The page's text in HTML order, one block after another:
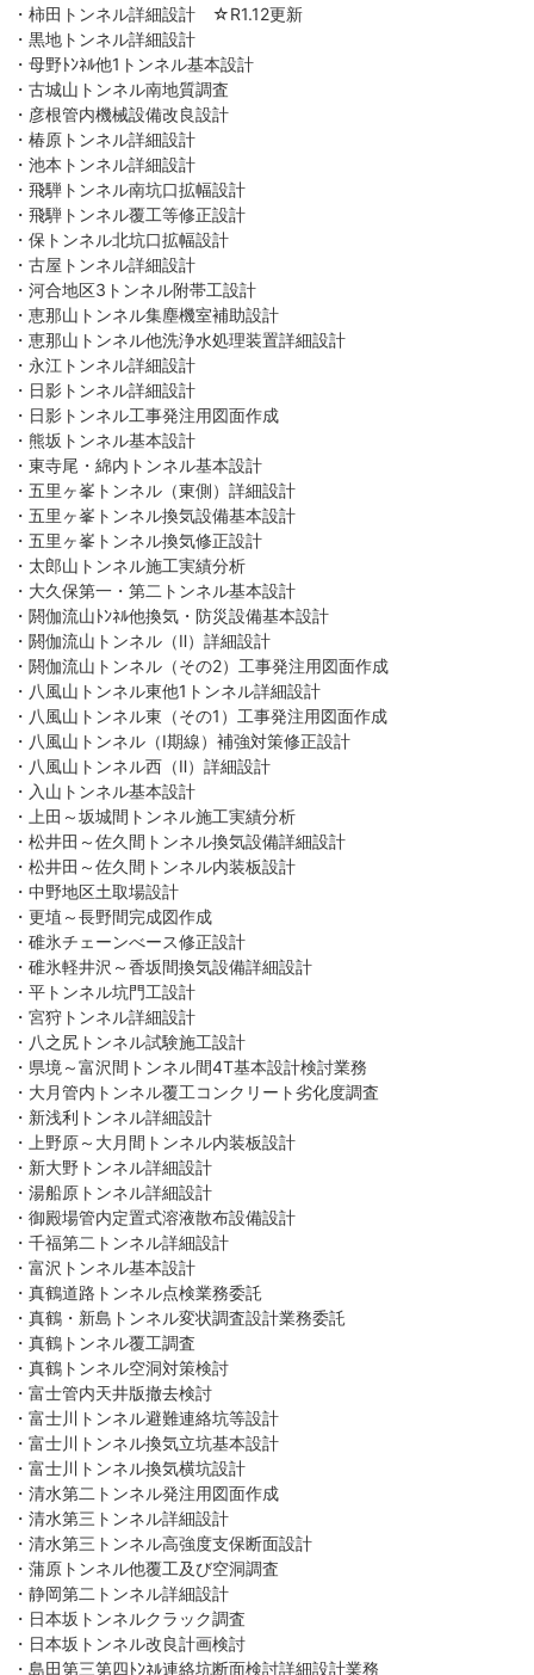
・柿田トンネル詳細設計 ☆R1.12更新
・黒地トンネル詳細設計
・母野ﾄﾝﾈﾙ他1トンネル基本設計
・古城山トンネル南地質調査
・彦根管内機械設備改良設計
・椿原トンネル詳細設計
・池本トンネル詳細設計
・飛騨トンネル南坑口拡幅設計
・飛騨トンネル覆工等修正設計
・保トンネル北坑口拡幅設計
・古屋トンネル詳細設計
・河合地区3トンネル附帯工設計
・恵那山トンネル集塵機室補助設計
・恵那山トンネル他洗浄水処理装置詳細設計
・永江トンネル詳細設計
・日影トンネル詳細設計
・日影トンネル工事発注用図面作成
・熊坂トンネル基本設計
・東寺尾・綿内トンネル基本設計
・五里ヶ峯トンネル（東側）詳細設計
・五里ヶ峯トンネル換気設備基本設計
・五里ヶ峯トンネル換気修正設計
・太郎山トンネル施工実績分析
・大久保第一・第二トンネル基本設計
・閼伽流山ﾄﾝﾈﾙ他換気・防災設備基本設計
・閼伽流山トンネル（Ⅱ）詳細設計
・閼伽流山トンネル（その2）工事発注用図面作成
・八風山トンネル東他1トンネル詳細設計
・八風山トンネル東（その1）工事発注用図面作成
・八風山トンネル（Ⅰ期線）補強対策修正設計
・八風山トンネル西（Ⅱ）詳細設計
・入山トンネル基本設計
・上田～坂城間トンネル施工実績分析
・松井田～佐久間トンネル換気設備詳細設計
・松井田～佐久間トンネル内装板設計
・中野地区土取場設計
・更埴～長野間完成図作成
・碓氷チェーンべース修正設計
・碓氷軽井沢～香坂間換気設備詳細設計
・平トンネル坑門工設計
・宮狩トンネル詳細設計
・八之尻トンネル試験施工設計
・県境～富沢間トンネル間4T基本設計検討業務
・大月管内トンネル覆工コンクリート劣化度調査
・新浅利トンネル詳細設計
・上野原～大月間トンネル内装板設計
・新大野トンネル詳細設計
・湯船原トンネル詳細設計
・御殿場管内定置式溶液散布設備設計
・千福第二トンネル詳細設計
・富沢トンネル基本設計
・真鶴道路トンネル点検業務委託
・真鶴・新島トンネル変状調査設計業務委託
・真鶴トンネル覆工調査
・真鶴トンネル空洞対策検討
・富士管内天井版撤去検討
・富士川トンネル避難連絡坑等設計
・富士川トンネル換気立坑基本設計
・富士川トンネル換気横坑設計
・清水第二トンネル発注用図面作成
・清水第三トンネル詳細設計
・清水第三トンネル高強度支保断面設計
・蒲原トンネル他覆工及び空洞調査
・静岡第二トンネル詳細設計
・日本坂トンネルクラック調査
・日本坂トンネル改良計画検討
・島田第三第四ﾄﾝﾈﾙ連絡坑断面検討詳細設計業務